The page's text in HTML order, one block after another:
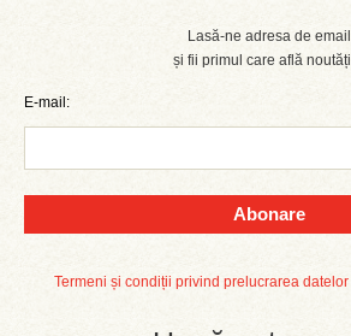
Lasă-ne adresa de email
și fii primul care află
E-mail:
Abonare
Termeni și condiții privind prelucrarea